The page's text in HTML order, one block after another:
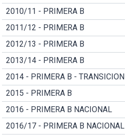
2010/11 - PRIMERA B
2011/12 - PRIMERA B
2012/13 - PRIMERA B
2013/14 - PRIMERA B
2014 - PRIMERA B - TRANSICION
2015 - PRIMERA B
2016 - PRIMERA B NACIONAL
2016/17 - PRIMERA B NACIONAL